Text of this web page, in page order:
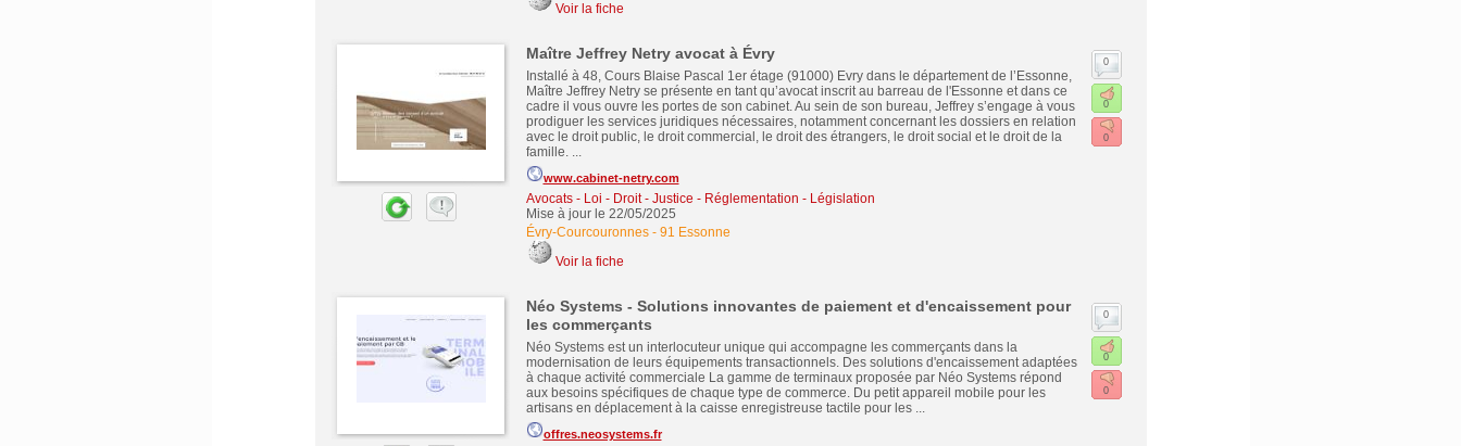
Voir la fiche
Maître Jeffrey Netry avocat à Évry
Installé à 48, Cours Blaise Pascal 1er étage (91000) Evry dans le département de l’Essonne,
Maître Jeffrey Netry se présente en tant qu’avocat inscrit au barreau de l'Essonne et dans ce
cadre il vous ouvre les portes de son cabinet. Au sein de son bureau, Jeffrey s’engage à vous
prodiguer les services juridiques nécessaires, notamment concernant les dossiers en relation
avec le droit public, le droit commercial, le droit des étrangers, le droit social et le droit de la
famille. ...
www.cabinet-netry.com
Avocats - Loi - Droit - Justice - Réglementation - Législation
Mise à jour le 22/05/2025
Évry-Courcouronnes- 91 Essonne
Voir la fiche
0
0
0
Néo Systems - Solutions innovantes de paiement et d'encaissement pour
les commerçants
Néo Systems est un interlocuteur unique qui accompagne les commerçants dans la
modernisation de leurs équipements transactionnels. Des solutions d'encaissement adaptées
à chaque activité commerciale La gamme de terminaux proposée par Néo Systems répond
aux besoins spécifiques de chaque type de commerce. Du petit appareil mobile pour les
artisans en déplacement à la caisse enregistreuse tactile pour les ...
offres.neosystems.fr
0
0
0